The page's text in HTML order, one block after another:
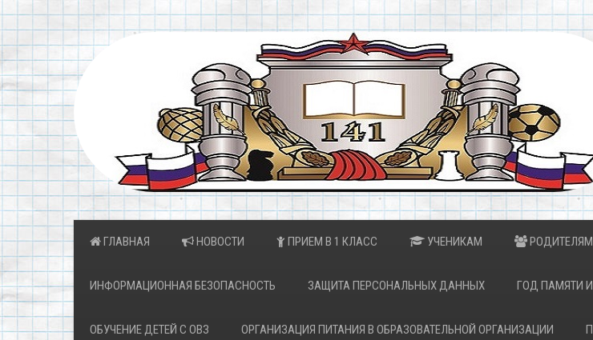
ГЛАВНАЯ НОВОСТИ ПРИЕМ В 1 КЛАСС УЧЕНИКАМ РОДИТЕЛЯМ
ИНФОРМАЦИОННАЯ БЕЗОПАСНОСТЬ ЗАЩИТА ПЕРСОНАЛЬНЫХ ДАННЫХ ГОД ПАМЯТИ
ОБУЧЕНИЕ ДЕТЕЙ С ОВЗ ОРГАНИЗАЦИЯ ПИТАНИЯ В ОБРАЗОВАТЕЛЬНОЙ ОРГАНИЗАЦИИ